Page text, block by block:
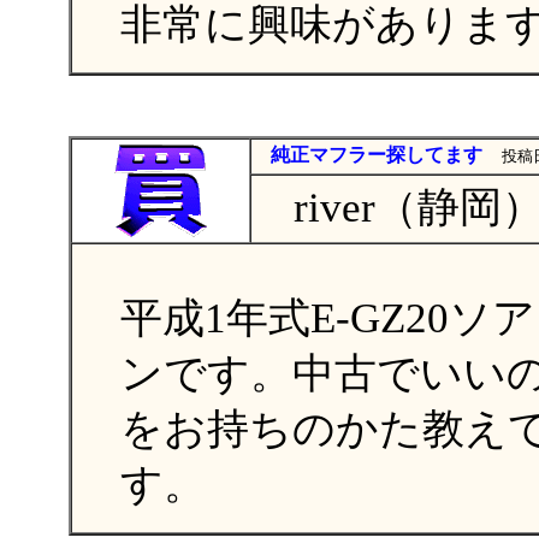
非常に興味がありま
純正マフラー探してます 投稿
river（静岡
平成1年式E-GZ20ソ
ンです。中古でいい
をお持ちのかた教え
す。